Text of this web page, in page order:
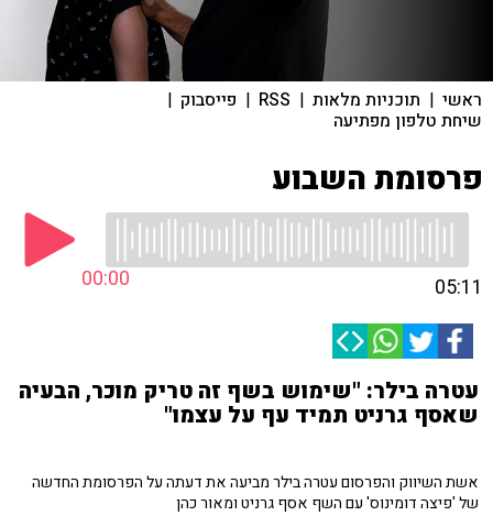
ראשי | תוכניות מלאות |
RSS
| פייסבוק |
שיחת טלפון מפתיעה
פרסומת השבוע
00:00 05:11
עטרה בילר: "שימוש בשף זה טריק מוכר, הבעיה
שאסף גרניט תמיד עף על עצמו"
אשת השיווק והפרסום עטרה בילר מביעה את דעתה על הפרסומת החדשה
של 'פיצה דומינוס' עם השף אסף גרניט ומאור כהן